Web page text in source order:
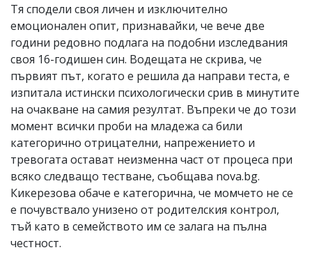
Тя сподели своя личен и изключително
емоционален опит, признавайки, че вече две
години редовно подлага на подобни изследвания
своя 16-годишен син. Водещата не скрива, че
първият път, когато е решила да направи теста, е
изпитала истински психологически срив в минутите
на очакване на самия резултат. Въпреки че до този
момент всички проби на младежа са били
категорично отрицателни, напрежението и
тревогата остават неизменна част от процеса при
всяко следващо тестване, съобщава nova.bg.
Кикерезова обаче е категорична, че момчето не се
е почувствало унизено от родителския контрол,
тъй като в семейството им се залага на пълна
честност.